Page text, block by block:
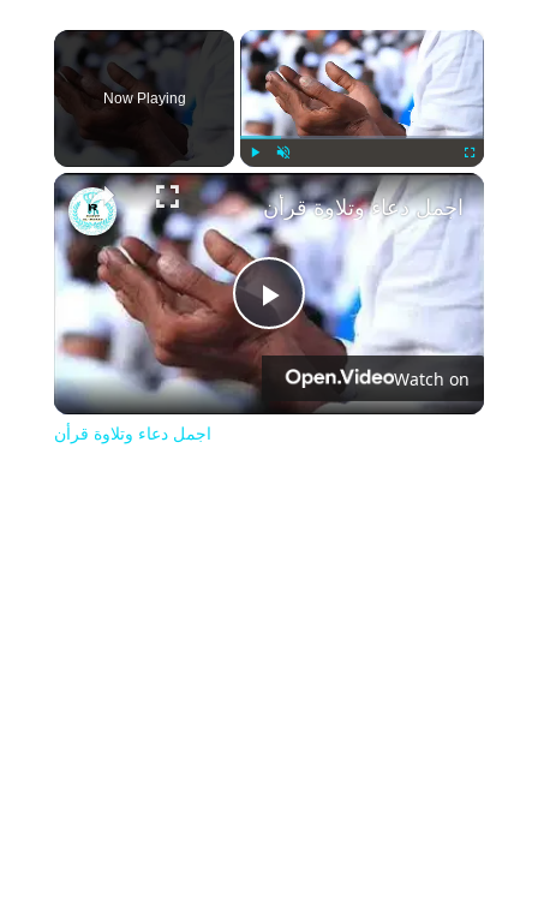
×
Play Unmute Fullscreen
Now Playing
Play
Video
اجمل دعاء وتلاوة قرأن
Watch on
اجمل دعاء وتلاوة قرأن